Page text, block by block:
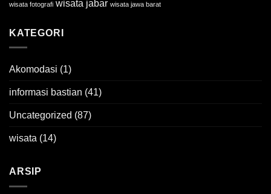
wisata fotografi wisata jabar wisata jawa barat
KATEGORI
Akomodasi (1)
informasi bastian (41)
Uncategorized (87)
wisata (14)
ARSIP